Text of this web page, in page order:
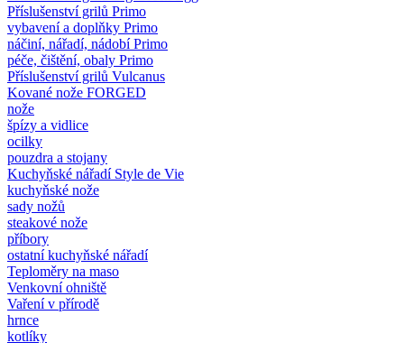
Příslušenství grilů Primo
vybavení a doplňky Primo
náčiní, nářadí, nádobí Primo
péče, čištění, obaly Primo
Příslušenství grilů Vulcanus
Kované nože FORGED
nože
špízy a vidlice
ocilky
pouzdra a stojany
Kuchyňské nářadí Style de Vie
kuchyňské nože
sady nožů
steakové nože
příbory
ostatní kuchyňské nářadí
Teploměry na maso
Venkovní ohniště
Vaření v přírodě
hrnce
kotlíky